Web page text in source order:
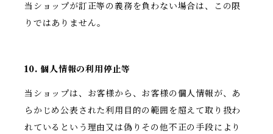
当ショップが訂正等の義務を負わない場合は、この限
りではありません。
10. 個人情報の利用停止等
当ショップは、お客様から、お客様の個人情報が、あ
らかじめ公表された利用目的の範囲を超えて取り扱わ
れているという理由又は偽りその他不正の手段により